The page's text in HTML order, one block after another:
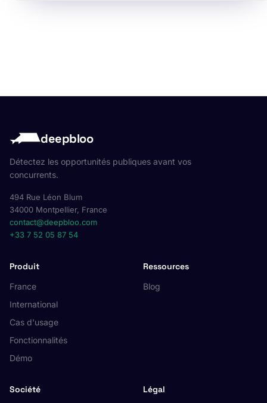
deepbloo
Détectez les opportunités publiques avant vos
concurrents.
494 Rue Léon Blum
34000 Montpellier, France
contact@deepbloo.com
+33 7 52 05 87 54
Produit
France
International
Cas d'usage
Fonctionnalités
Démo
Ressources
Blog
Société Légal